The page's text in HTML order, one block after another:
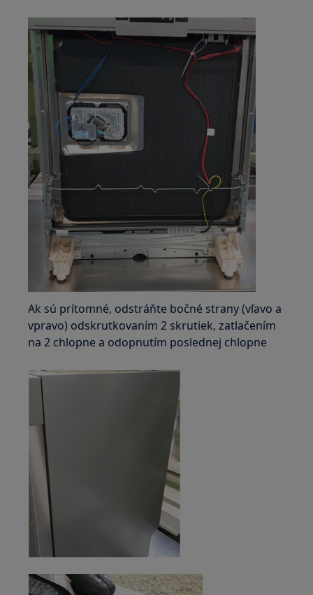
Ak sú prítomné, odstráňte bočné strany (vľavo a
vpravo) odskrutkovaním 2 skrutiek, zatlačením
na 2 chlopne a odopnutím poslednej chlopne